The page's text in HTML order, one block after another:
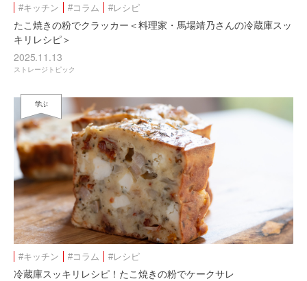
#キッチン #コラム #レシピ
たこ焼きの粉でクラッカー＜料理家・馬場靖乃さんの冷蔵庫スッ
キリレシピ＞
2025.11.13
ストレージトピック
学ぶ
#キッチン #コラム #レシピ
冷蔵庫スッキリレシピ！たこ焼きの粉でケークサレ